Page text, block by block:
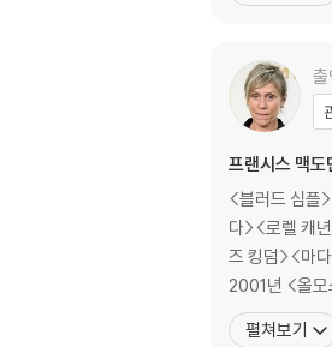
출
프랜시스 맥도
<블러드 심플
다><로렐 캐
즈 킹덤><마
2001년 <올모
펼쳐보기